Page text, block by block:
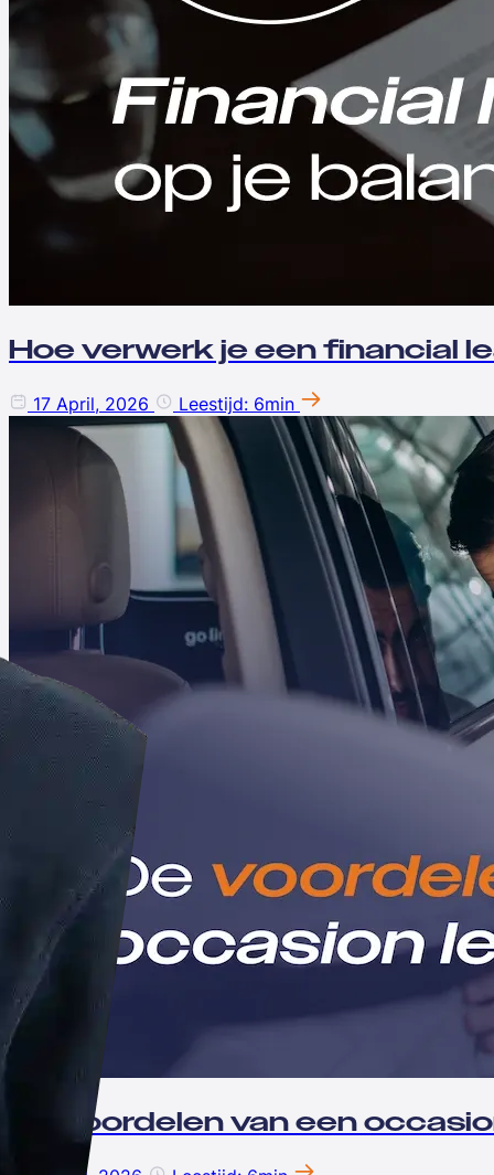
Hoe verwerk je een financial
17 April, 2026 Leestijd: 6min
De voordelen van een